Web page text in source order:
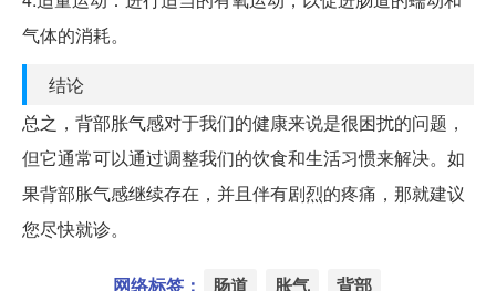
气体的消耗。
结论
总之，背部胀气感对于我们的健康来说是很困扰的问题，
但它通常可以通过调整我们的饮食和生活习惯来解决。如
果背部胀气感继续存在，并且伴有剧烈的疼痛，那就建议
您尽快就诊。
网络标签： 肠道 胀气 背部